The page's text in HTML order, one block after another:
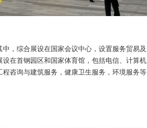
，综合展设在国家会议中心，设置服务贸易及
在首钢园区和国家体育馆，包括电信、计算机
咨询与建筑服务，健康卫生服务，环境服务等